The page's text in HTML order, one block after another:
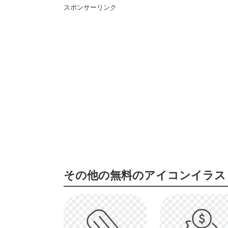
スポンサーリンク
その他の無料のアイコンイラ